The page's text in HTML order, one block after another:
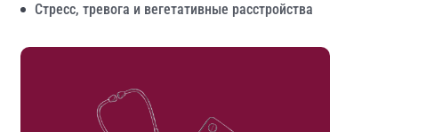
Стресс, тревога и вегетативные расстройства